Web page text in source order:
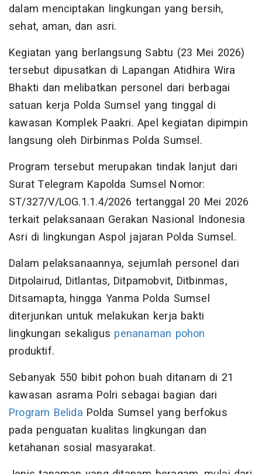
dalam menciptakan lingkungan yang bersih,
sehat, aman, dan asri.
Kegiatan yang berlangsung Sabtu (23 Mei 2026)
tersebut dipusatkan di Lapangan Atidhira Wira
Bhakti dan melibatkan personel dari berbagai
satuan kerja Polda Sumsel yang tinggal di
kawasan Komplek Paakri. Apel kegiatan dipimpin
langsung oleh Dirbinmas Polda Sumsel.
Program tersebut merupakan tindak lanjut dari
Surat Telegram Kapolda Sumsel Nomor:
ST/327/V/LOG.1.1.4/2026 tertanggal 20 Mei 2026
terkait pelaksanaan Gerakan Nasional Indonesia
Asri di lingkungan Aspol jajaran Polda Sumsel.
Dalam pelaksanaannya, sejumlah personel dari
Ditpolairud, Ditlantas, Ditpamobvit, Ditbinmas,
Ditsamapta, hingga Yanma Polda Sumsel
diterjunkan untuk melakukan kerja bakti
lingkungan sekaligus penanaman pohon
produktif.
Sebanyak 550 bibit pohon buah ditanam di 21
kawasan asrama Polri sebagai bagian dari
Program Belida Polda Sumsel yang berfokus
pada penguatan kualitas lingkungan dan
ketahanan sosial masyarakat.